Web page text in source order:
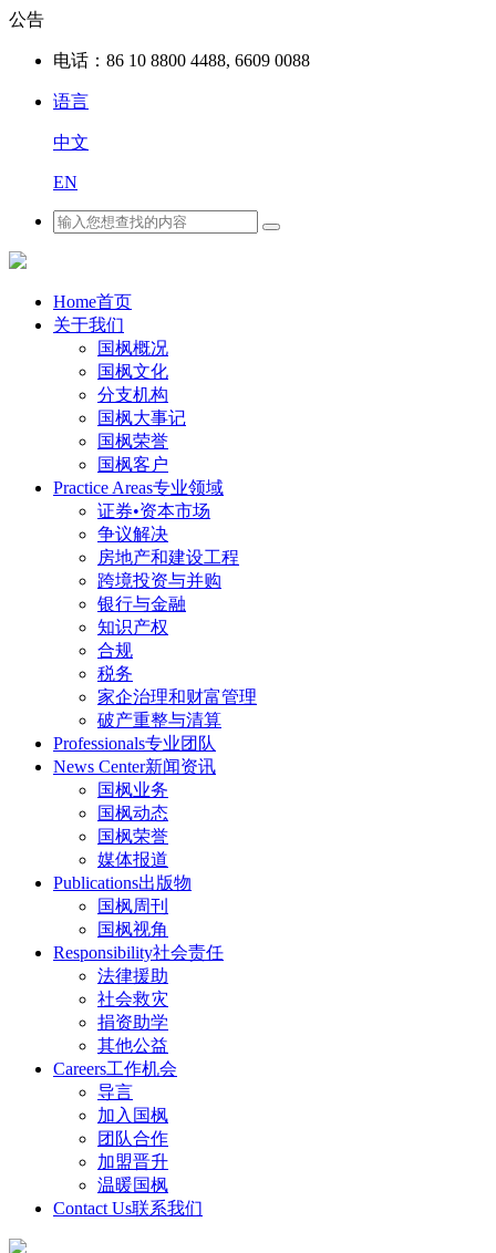
公告
电话： 86 10 8800 4488, 6609 0088
语言
中文
EN
Home首页
关于我们
国枫概况
国枫文化
分支机构
国枫大事记
国枫荣誉
国枫客户
Practice Areas专业领域
证券•资本市场
争议解决
房地产和建设工程
跨境投资与并购
银行与金融
知识产权
合规
税务
家企治理和财富管理
破产重整与清算
Professionals专业团队
News Center新闻资讯
国枫业务
国枫动态
国枫荣誉
媒体报道
Publications出版物
国枫周刊
国枫视角
Responsibility社会责任
法律援助
社会救灾
捐资助学
其他公益
Careers工作机会
导言
加入国枫
团队合作
加盟晋升
温暖国枫
Contact Us联系我们